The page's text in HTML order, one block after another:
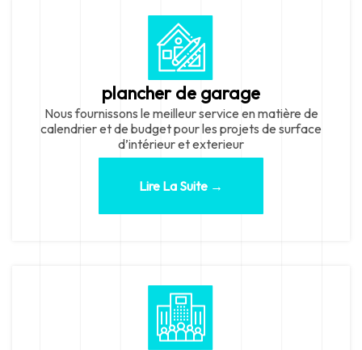
plancher de garage
Nous fournissons le meilleur service en matière de
calendrier et de budget pour les projets de surface
d’intérieur et exterieur
Lire La Suite →